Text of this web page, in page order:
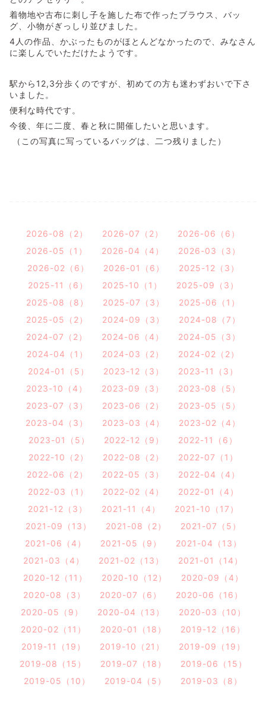
着物地や古布に刺し子を施した布で作ったブラウス、バッ
グ、小物がぎっしり並びました。
4人の作品、かぶったものがほとんどなかったので、みなさん
に楽しんでいただけたようです。
駅から12,3分歩くのですが、初めての方も迷わずおいで下さ
いました。
便利な時代です。
今後、年に二度、春と秋に開催したいと思います。
（この写真に写っているバッグは、二つ残りました）
2026-08（2） 2026-07（2）
2026-06（6）
2026-05（1）
2026-04（4）
2026-03（3）
2026-02（6）
2026-01（6）
2025-12（3）
2025-11（6）
2025-10（1）
2025-09（3）
2025-08（8）
2025-07（3）
2025-06（1）
2025-05（2）
2024-09（3）
2024-08（7）
2024-07（2）
2024-06（4）
2024-05（3）
2024-04（1）
2024-03（2）
2024-02（2）
2024-01（5）
2023-12（3）
2023-11（3）
2023-10（4）
2023-09（3）
2023-08（5）
2023-07（3）
2023-06（2）
2023-05（5）
2023-04（3）
2023-03（4）
2023-02（4）
2023-01（5）
2022-12（9）
2022-11（6）
2022-10（2）
2022-08（2）
2022-07（1）
2022-06（2）
2022-05（3）
2022-04（4）
2022-03（1）
2022-02（4）
2022-01（4）
2021-12（3）
2021-11（4）
2021-10（17）
2021-09（13）
2021-08（2）
2021-07（5）
2021-06（4）
2021-05（9）
2021-04（13）
2021-03（4）
2021-02（13）
2021-01（14）
2020-12（11）
2020-10（12）
2020-09（4）
2020-08（3）
2020-07（6）
2020-06（16）
2020-05（9）
2020-04（13）
2020-03（10）
2020-02（11）
2020-01（18）
2019-12（16）
2019-11（19）
2019-10（21）
2019-09（19）
2019-08（15）
2019-07（18）
2019-06（15）
2019-05（10）
2019-04（5） 2019-03（8）